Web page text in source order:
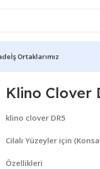
İş Ortaklarımız
Klino Clover
klino clover DR5
Cilalı Yüzeyler için
Özellikleri